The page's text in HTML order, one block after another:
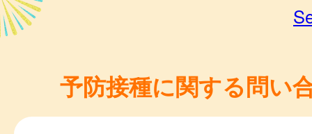
予防接種に関する問い